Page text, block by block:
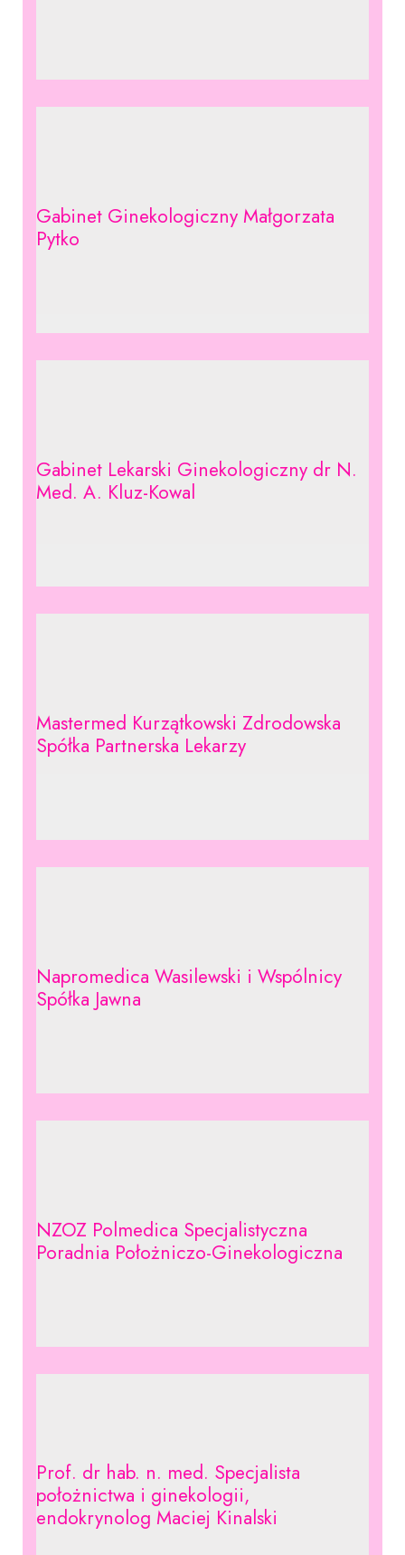
Gabinet Ginekologiczny Małgorzata
Pytko
Gabinet Lekarski Ginekologiczny dr N.
Med. A. Kluz-Kowal
Mastermed Kurzątkowski Zdrodowska
Spółka Partnerska Lekarzy
Napromedica Wasilewski i Wspólnicy
Spółka Jawna
NZOZ Polmedica Specjalistyczna
Poradnia Położniczo-Ginekologiczna
Prof. dr hab. n. med. Specjalista
położnictwa i ginekologii,
endokrynolog Maciej Kinalski